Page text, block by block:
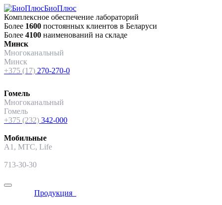
БиоПлюс
Комплексное обеспечение лабораторий
Более 1600 постоянных клиентов в Беларуси
Более 4100 наименований на складе
Минск
Многоканальный
Минск
+375 (17) 270-270-0
Гомель
Многоканальный
Гомель
+375 (232) 342-000
Мобильные
A1, МТС, Life
713-30-30
Продукция